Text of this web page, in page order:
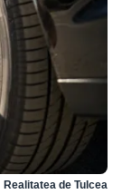
Realitatea de Tulcea